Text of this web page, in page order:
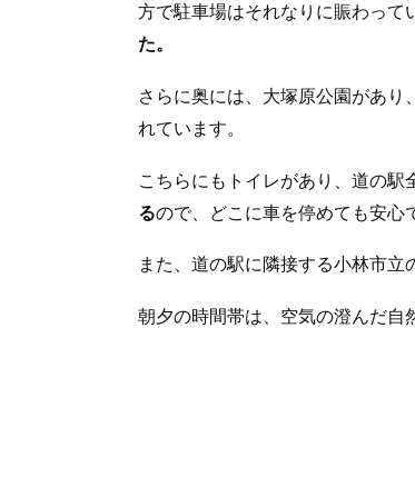
方で駐車場はそれなりに賑わって
た。
さらに奥には、大塚原公園があり
れています。
こちらにもトイレがあり、道の駅
るので、どこに車を停めても安心
また、道の駅に隣接する小林市立
朝夕の時間帯は、空気の澄んだ自